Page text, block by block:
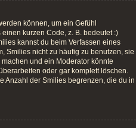
können, um ein Gefühl
kurzen Code, z. B. bedeutet :)
kannst du beim Verfassen eines
Smilies nicht zu häufig zu benutzen, sie
und ein Moderator könnte
oder gar komplett löschen.
Anzahl der Smilies begrenzen, die du in